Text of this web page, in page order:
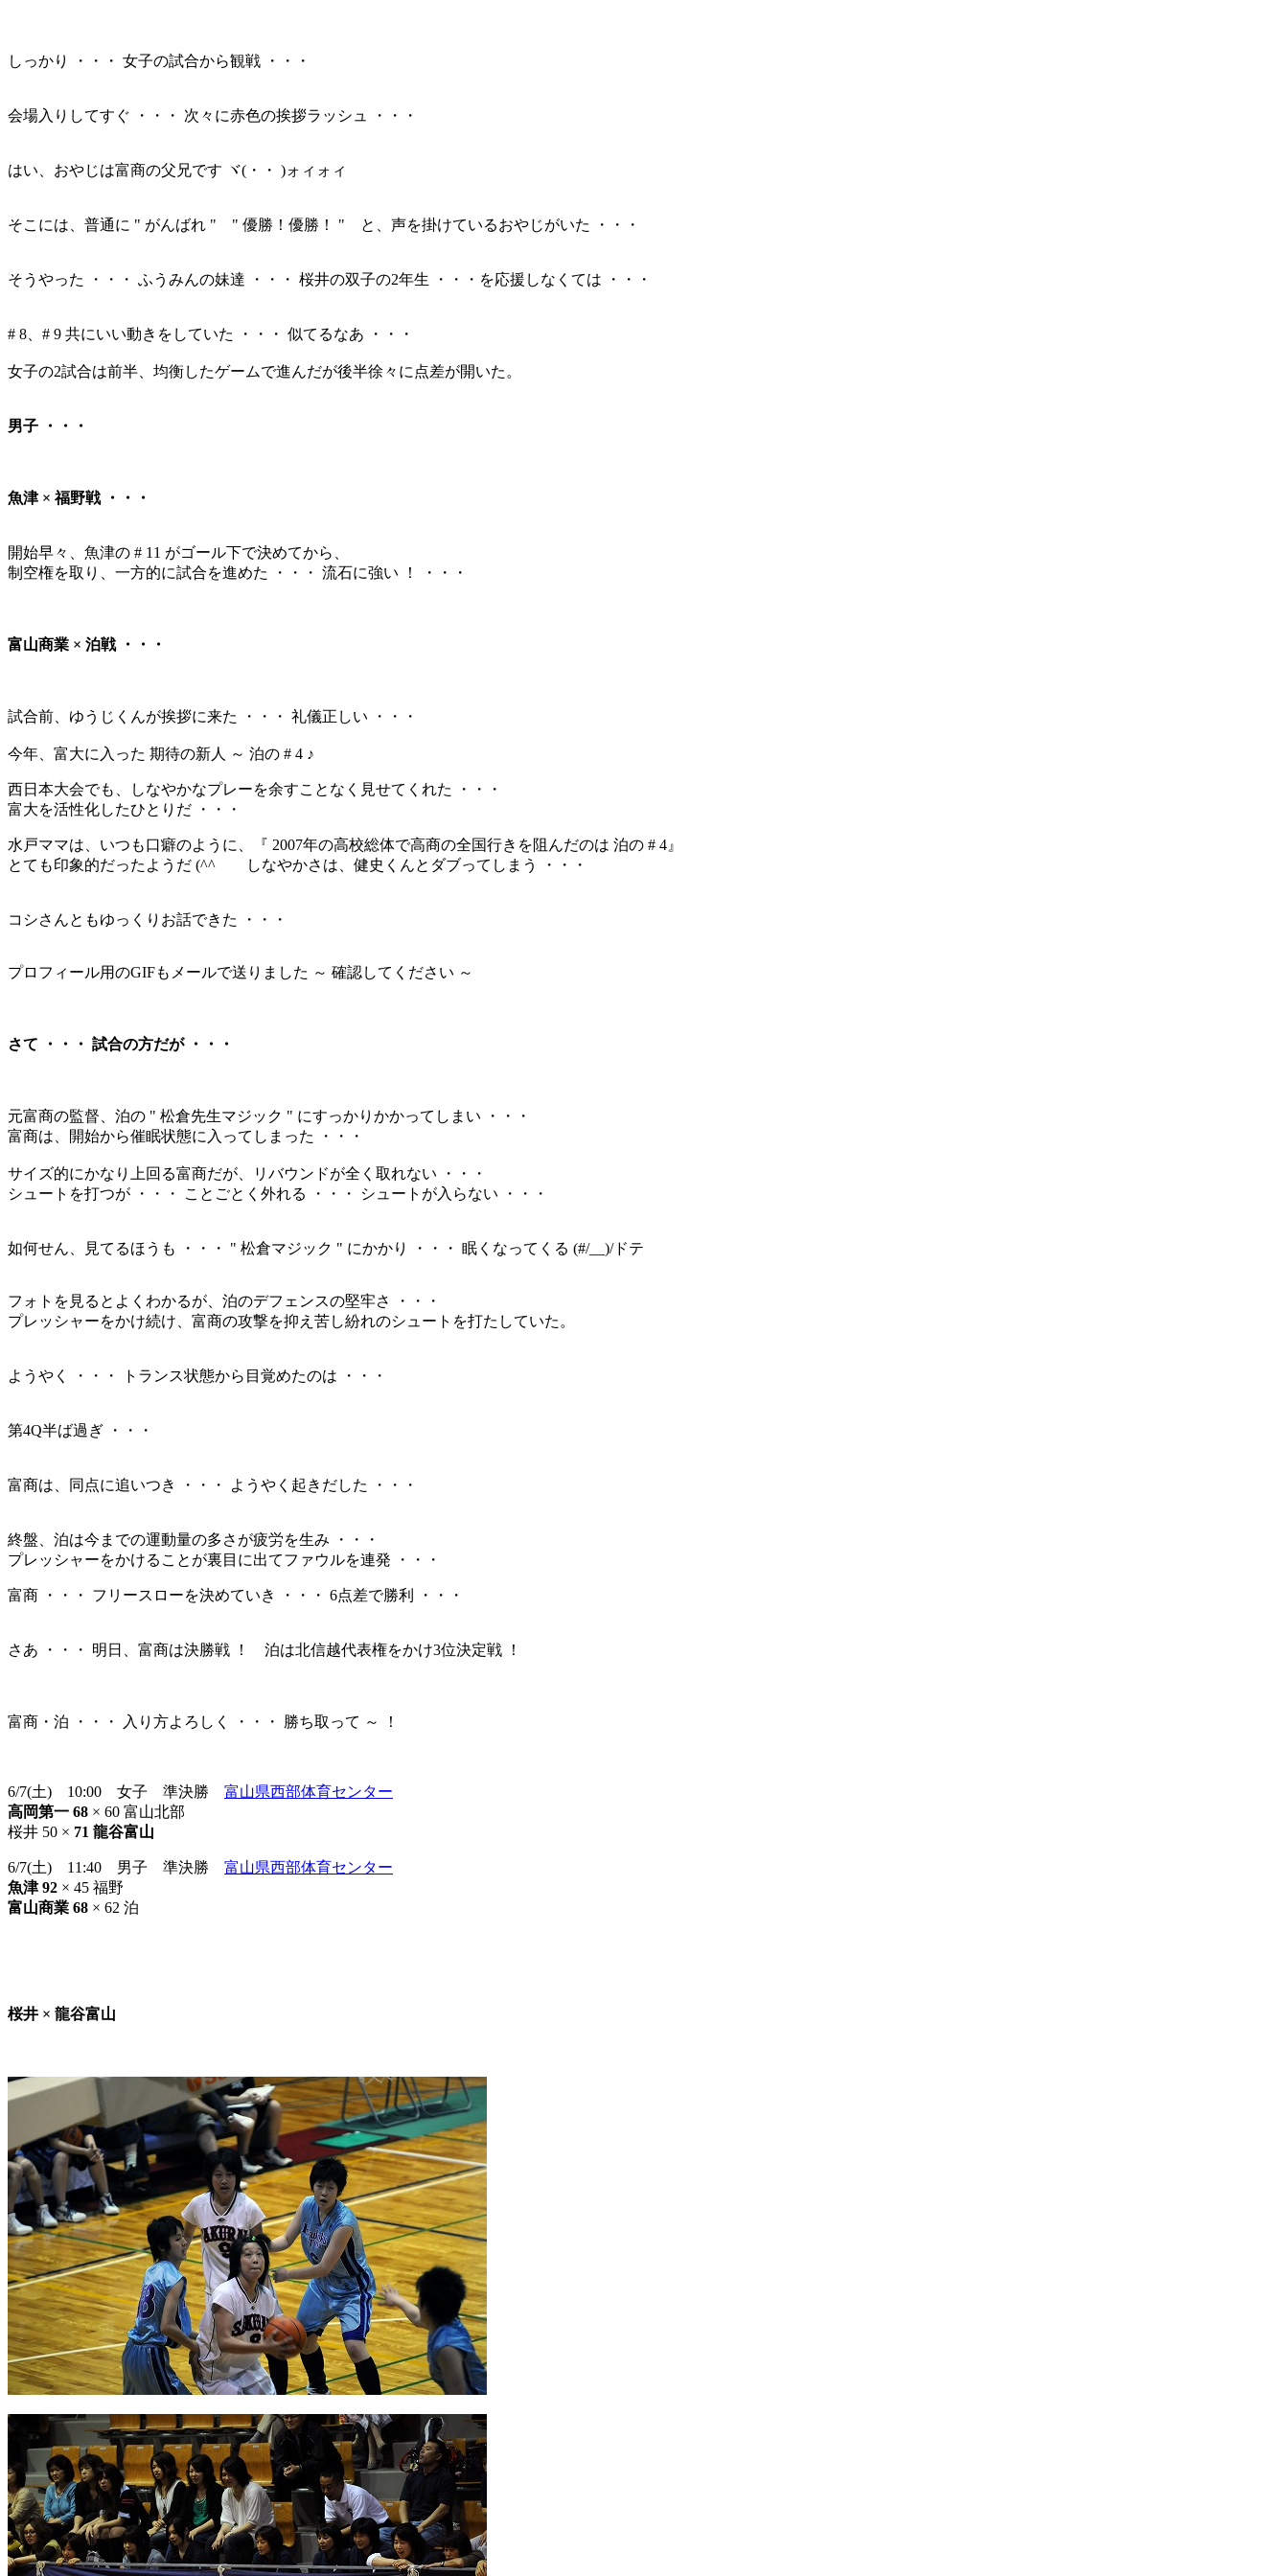
しっかり ・・・ 女子の試合から観戦 ・・・
会場入りしてすぐ ・・・ 次々に赤色の挨拶ラッシュ ・・・
はい、おやじは富商の父兄です ヾ(・・ )ォィォィ
そこには、普通に " がんばれ " " 優勝！優勝！ " と、声を掛けているおやじがいた ・・・
そうやった ・・・ ふうみんの妹達 ・・・ 桜井の双子の2年生 ・・・を応援しなくては ・・・
# 8、# 9 共にいい動きをしていた ・・・ 似てるなあ ・・・
女子の2試合は前半、均衡したゲームで進んだが後半徐々に点差が開いた。
男子 ・・・
魚津 × 福野戦 ・・・
開始早々、魚津の # 11 がゴール下で決めてから、
制空権を取り、一方的に試合を進めた ・・・ 流石に強い ！ ・・・
富山商業 × 泊戦 ・・・
試合前、ゆうじくんが挨拶に来た ・・・ 礼儀正しい ・・・
今年、富大に入った 期待の新人 ～ 泊の # 4 ♪
西日本大会でも、しなやかなプレーを余すことなく見せてくれた ・・・
富大を活性化したひとりだ ・・・
水戸ママは、いつも口癖のように、『 2007年の高校総体で高商の全国行きを阻んだのは 泊の # 4』
とても印象的だったようだ (^^ゞ しなやかさは、健史くんとダブってしまう ・・・
コシさんともゆっくりお話できた ・・・
プロフィール用のGIFもメールで送りました ～ 確認してください ～
さて ・・・ 試合の方だが ・・・
元富商の監督、泊の " 松倉先生マジック " にすっかりかかってしまい ・・・
富商は、開始から催眠状態に入ってしまった ・・・
サイズ的にかなり上回る富商だが、リバウンドが全く取れない ・・・
シュートを打つが ・・・ ことごとく外れる ・・・ シュートが入らない ・・・
如何せん、見てるほうも ・・・ " 松倉マジック " にかかり ・・・ 眠くなってくる (#/__)/ドテ
フォトを見るとよくわかるが、泊のデフェンスの堅牢さ ・・・
プレッシャーをかけ続け、富商の攻撃を抑え苦し紛れのシュートを打たしていた。
ようやく ・・・ トランス状態から目覚めたのは ・・・
第4Q半ば過ぎ ・・・
富商は、同点に追いつき ・・・ ようやく起きだした ・・・
終盤、泊は今までの運動量の多さが疲労を生み ・・・
プレッシャーをかけることが裏目に出てファウルを連発 ・・・
富商 ・・・ フリースローを決めていき ・・・ 6点差で勝利 ・・・
さあ ・・・ 明日、富商は決勝戦 ！ 泊は北信越代表権をかけ3位決定戦 ！
富商・泊 ・・・ 入り方よろしく ・・・ 勝ち取って ～ ！
6/7(土) 10:00 女子 準決勝 富山県西部体育センター
高岡第一 68 × 60 富山北部
桜井 50 × 71 龍谷富山
6/7(土) 11:40 男子 準決勝 富山県西部体育センター
魚津 92 × 45 福野
富山商業 68 × 62 泊
桜井 × 龍谷富山